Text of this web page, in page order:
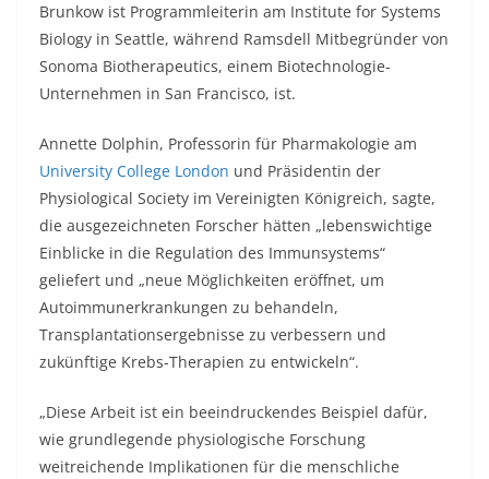
Brunkow ist Programmleiterin am Institute for Systems
Biology in Seattle, während Ramsdell Mitbegründer von
Sonoma Biotherapeutics, einem Biotechnologie-
Unternehmen in San Francisco, ist.
Annette Dolphin, Professorin für Pharmakologie am
University College London und Präsidentin der
Physiological Society im Vereinigten Königreich, sagte,
die ausgezeichneten Forscher hätten „lebenswichtige
Einblicke in die Regulation des Immunsystems“
geliefert und „neue Möglichkeiten eröffnet, um
Autoimmunerkrankungen zu behandeln,
Transplantationsergebnisse zu verbessern und
zukünftige Krebs-Therapien zu entwickeln“.
„Diese Arbeit ist ein beeindruckendes Beispiel dafür,
wie grundlegende physiologische Forschung
weitreichende Implikationen für die menschliche